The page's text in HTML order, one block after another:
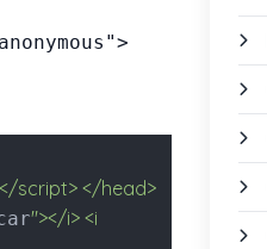
script> </head>
"></i> <i